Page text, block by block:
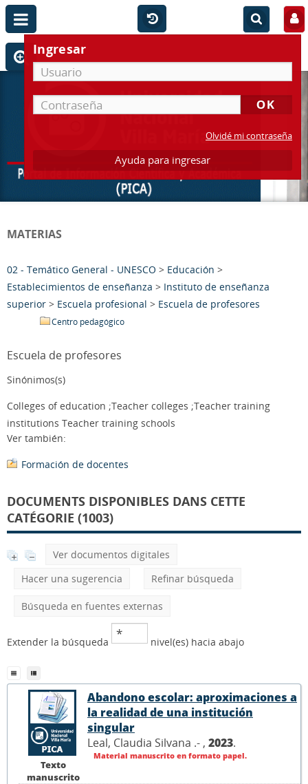
Ingresar
Olvidé mi contraseña
Ayuda para ingresar
MATERIAS
02 - Temático General - UNESCO > Educación >
Establecimientos de enseñanza > Instituto de enseñanza
superior > Escuela profesional > Escuela de profesores
Centro pedagógico
Escuela de profesores
Sinónimos(s)
Colleges of education ;Teacher colleges ;Teacher training
institutions Teacher training schools
Ver también:
Formación de docentes
DOCUMENTS DISPONIBLES DANS CETTE
CATÉGORIE (1003)
Ver documentos digitales
Hacer una sugerencia
Refinar búsqueda
Búsqueda en fuentes externas
Extender la búsqueda nivel(es) hacia abajo
Texto
manuscrito
Abandono escolar: aproximaciones a
la realidad de una institución
singular
Leal, Claudia Silvana .- , 2023.
Material manuscrito en formato papel.